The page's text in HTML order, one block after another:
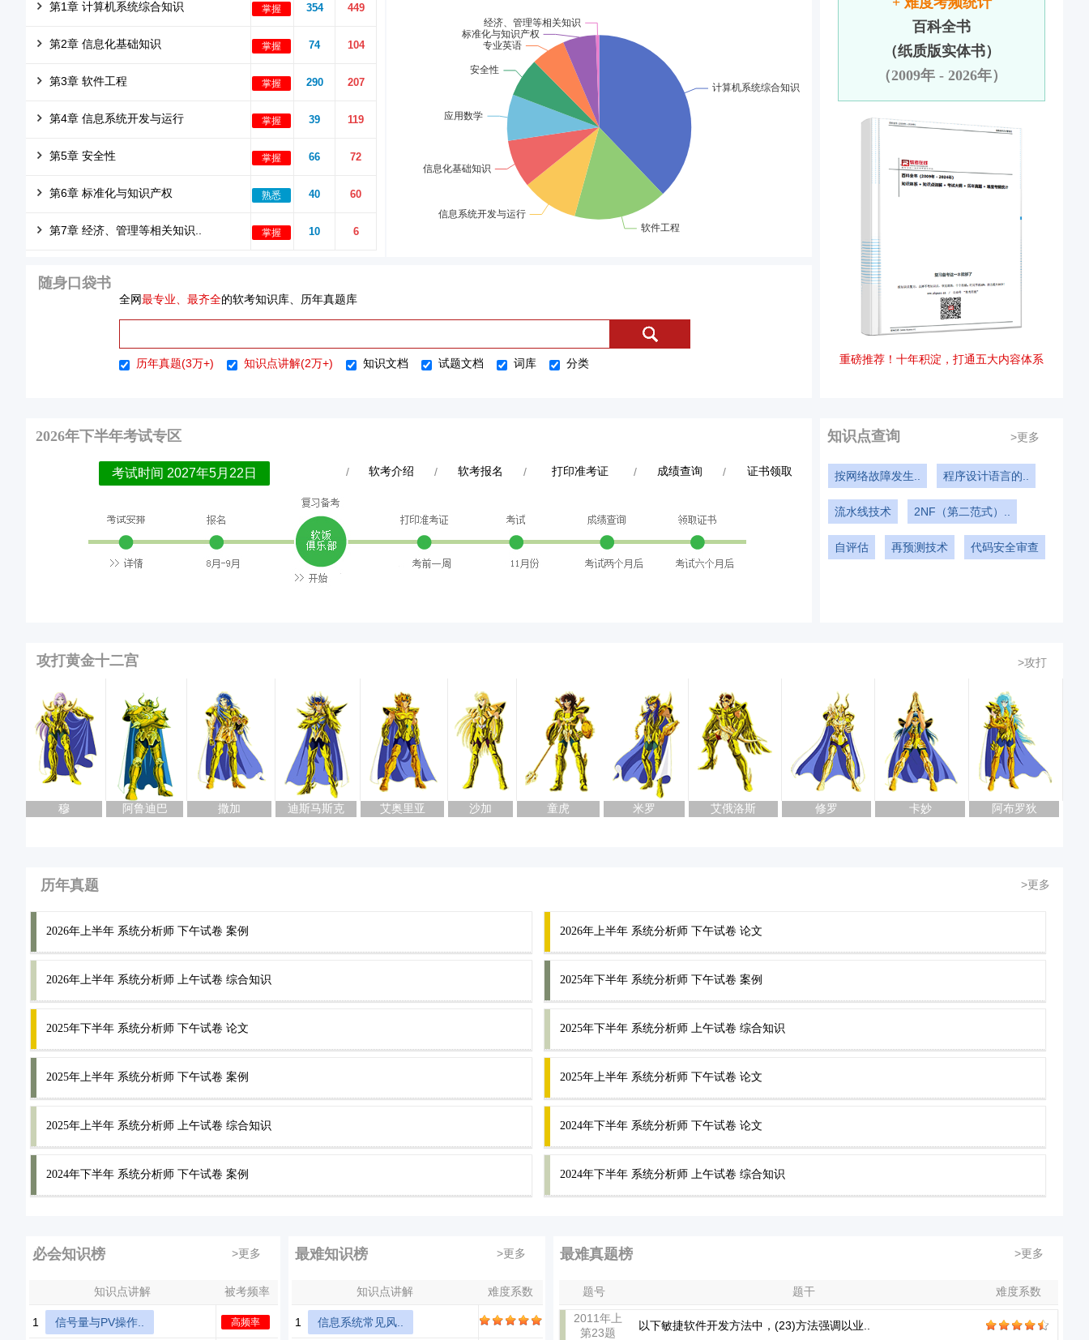
4
第1章 计算机系统综合知识 掌握 354 449
第2章 信息化基础知识 掌握 74 104
第3章 软件工程 掌握 290 207
第4章 信息系统开发与运行 掌握 39 119
第5章 安全性 掌握 66 72
第6章 标准化与知识产权 熟悉 40 60
第7章 经济、管理等相关知识.. 掌握 10 6
随身口袋书
全网最专业、最齐全的软考知识库、历年真题库
历年真题(3万+) 知识点讲解(2万+) 知识文档 试题文档 词库 分类
百科全书
（纸质版实体书）
（2009年 - 2026年）
重磅推荐！十年积淀，打通五大内容体系
2026年下半年考试专区
考试时间 2027年5月22日 / 软考介绍 / 软考报名 / 打印准考证 / 成绩查询 / 证书领取
知识点查询 >更多
按网络故障发生.. 程序设计语言的..
流水线技术 2NF（第二范式）..
自评估 再预测技术 代码安全审查
攻打黄金十二宫 >攻打
穆 阿鲁迪巴 撒加 迪斯马斯克 艾奥里亚 沙加 童虎 米罗 艾俄洛斯 修罗 卡妙 阿布罗狄
历年真题 >更多
2026年上半年 系统分析师 下午试卷 案例 2026年上半年 系统分析师 下午试卷 论文
2026年上半年 系统分析师 上午试卷 综合知识 2025年下半年 系统分析师 下午试卷 案例
2025年下半年 系统分析师 下午试卷 论文 2025年下半年 系统分析师 上午试卷 综合知识
2025年上半年 系统分析师 下午试卷 案例 2025年上半年 系统分析师 下午试卷 论文
2025年上半年 系统分析师 上午试卷 综合知识 2024年下半年 系统分析师 下午试卷 论文
2024年下半年 系统分析师 下午试卷 案例 2024年下半年 系统分析师 上午试卷 综合知识
必会知识榜 >更多
知识点讲解 被考频率
1 信号量与PV操作.. 高频率
最难知识榜 >更多
知识点讲解 难度系数
1 信息系统常见风..
最难真题榜 >更多
题号 题干 难度系数
2011年上
第23题
以下敏捷软件开发方法中，(23)方法强调以业..